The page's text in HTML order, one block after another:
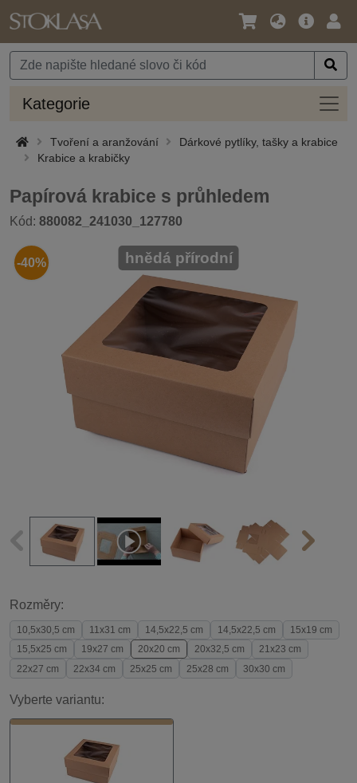
Jazyk
Měna
Hlavní
Kategorie
Tvoření a aranžování
Dárkové pytlíky, tašky a krabice
Krabice a krabičky
Papírová krabice s průhledem
Kód: 880082_241030_127780
-40% hnědá přírodní
Rozměry:
10,5x30,5 cm 11x31 cm 14,5x22,5 cm 14,5x22,5 cm
15x19 cm
15,5x25 cm
19x27 cm 20x20 cm 20x32,5 cm
21x23 cm
22x27 cm
22x34 cm 25x25 cm 25x28 cm 30x30 cm
Vyberte variantu: